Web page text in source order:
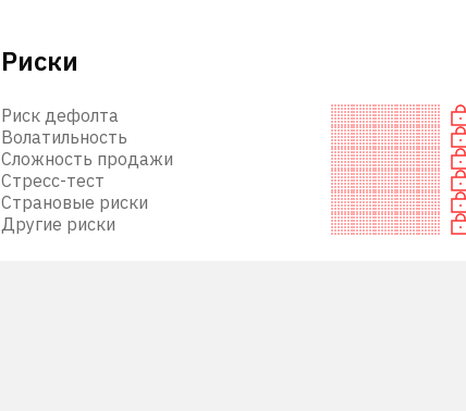
Риски
Риск дефолта
Волатильность
Сложность продажи
Стресс-тест
Страновые риски
Другие риски